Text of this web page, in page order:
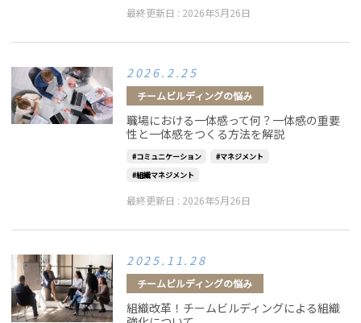
最終更新日 : 2026年5月26日
2026.2.25
チームビルディングの悩み
職場における一体感って何？一体感の重要
性と一体感をつくる方法を解説
コミュニケーション
マネジメント
組織マネジメント
最終更新日 : 2026年5月26日
2025.11.28
チームビルディングの悩み
組織改革！チームビルディングによる組織